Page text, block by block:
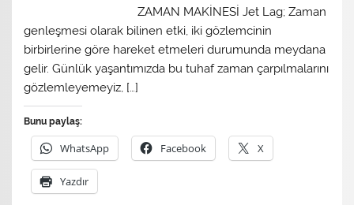
ZAMAN MAKİNESİ Jet Lag; Zaman
genleşmesi olarak bilinen etki, iki gözlemcinin
birbirlerine göre hareket etmeleri durumunda meydana
gelir. Günlük yaşantımızda bu tuhaf zaman çarpılmalarını
gözlemleyemeyiz, […]
Bunu paylaş:
WhatsApp Facebook X
Yazdır